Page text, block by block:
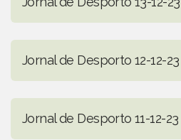
Jornal de Desporto 12-12-23
Jornal de Desporto 11-12-23